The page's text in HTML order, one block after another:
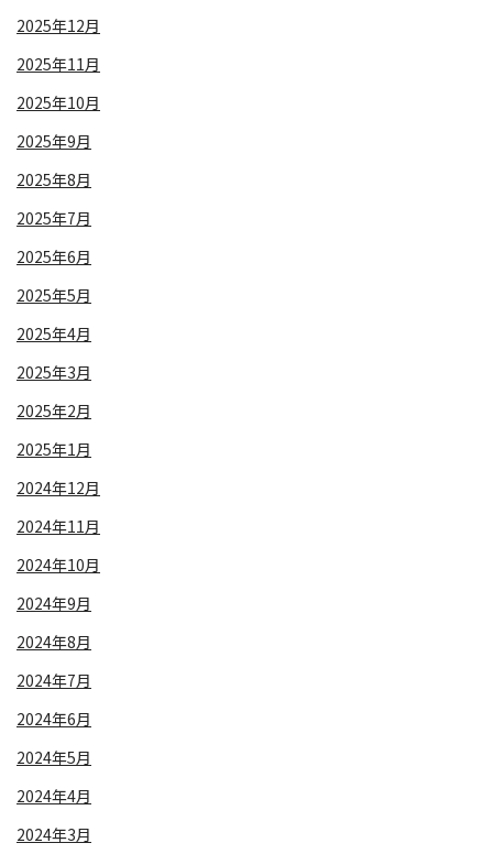
2025年12月
2025年11月
2025年10月
2025年9月
2025年8月
2025年7月
2025年6月
2025年5月
2025年4月
2025年3月
2025年2月
2025年1月
2024年12月
2024年11月
2024年10月
2024年9月
2024年8月
2024年7月
2024年6月
2024年5月
2024年4月
2024年3月